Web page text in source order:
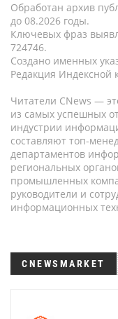
Обработан архив
до 08.2026 годы.
Ключевых фраз
724746.
Создано именных
Редакция Индексной
Читатели CNews —
из самых успешных
индустрии
составляют топ-
департаментов
региональных
промышленных
руководители и
информационных
CNEWSMARKET